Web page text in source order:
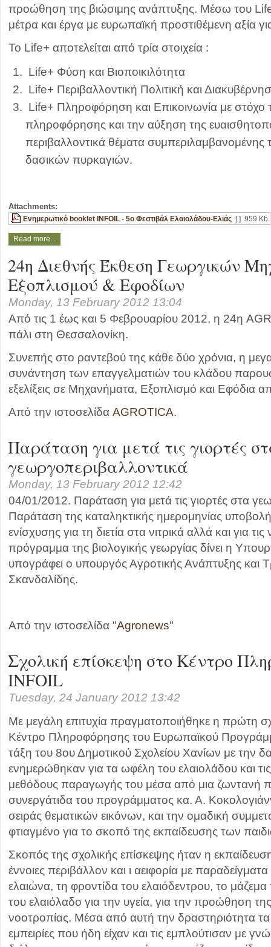
προώθηση της βιώσιμης ανάπτυξης. Μέσω του
μέτρα και έργα με ευρωπαϊκή προστιθέμενη αξία
Το Life+ αποτελείται από τρία στοιχεία :
Life+ Φύση και Βιοποικιλότητα
Life+ Περιβαλλοντική Πολιτική και
Life+ Πληροφόρηση και Επικοινωνία με στόχο
πληροφόρησης και την αύξηση της
περιβαλλοντικά θέματα
δασικών πυρκαγιών.
Attachments:
Ενημερωτικό booklet INFOIL - 5ο Φεστιβάλ Ελαιολάδου-Ελιάς [ ] 959 Kb
Read more...
24η Διεθνής Έκθεση Γεωργικών
Εξοπλισμού & Εφοδίων
Monday, 13 February 2012 13:04
Από τις 1 έως και 5 Φεβρουαρίου 2012, η 24η
πάλι στη Θεσσαλονίκη.
Συνεπής στο ραντεβού της κάθε δύο χρόνια, η
συνάντηση των επαγγελματιών του κλάδου
εξελίξεις σε Μηχανήματα, Εξοπλισμό και Εφόδια
Από την ιστοσελίδα AGROTICA.
Παράταση για μετά τις γιορτές
γεωργοπεριβαλλοντικά
Monday, 13 February 2012 12:42
04/01/2012. Παράταση για μετά τις γιορτές στα
Παράταση της καταληκτικής ημερομηνίας
ενίσχυσης για τη διετία στα νιτρικά αλλά και για τις
πρόγραμμα της βιολογικής γεωργίας δίνει η
υπογράφει ο υπουργός Αγροτικής Ανάπτυξης και
Σκανδαλίδης.
Από την ιστοσελίδα "Agronews"
Σχολική επίσκεψη στο Κέντρο
INFOIL
Tuesday, 24 January 2012 13:42
Με μεγάλη επιτυχία πραγματοποιήθηκε η πρώτη
Κέντρο Πληροφόρησης του Ευρωπαϊκού
τάξη του 8ου Δημοτικού Σχολείου Χανίων με την
ενημερώθηκαν για τα ωφέλη του ελαιολάδου και
μεθόδους παραγωγής του μέσα από μια ζωντανή
συνεργάτιδα του προγράμματος κα. Α.
σειράς θεματικών εικόνων, και την ομαδική
φτιαγμένο για το σκοπό της εκπαίδευσης των
Σκοπός της σχολικής επίσκεψης ήταν η
έννοιες περιβάλλον και ι αειφορία με
ελαιώνα, τη φροντίδα του ελαιόδεντρου, το μάζεμα
του ελαιόλαδο για την υγεία, για την προώθηση
νοοτροπίας. Μέσα από αυτή την δραστηριότητα
εμπειρίες που ήδη είχαν και τις εμπλούτισαν με